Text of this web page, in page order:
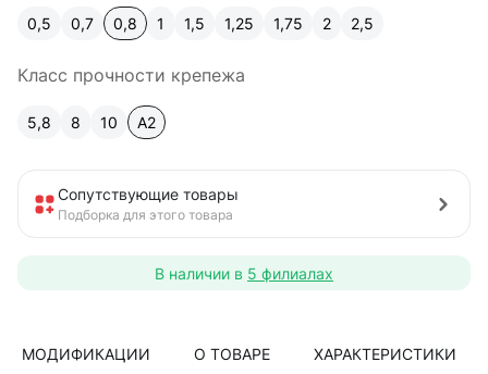
0,5 0,7 0,8 1 1,5 1,25 1,75 2 2,5
Класс прочности крепежа
5,8 8 10 A2
Сопутствующие товары
Подборка для этого товара
В наличии в 5 филиалах
МОДИФИКАЦИИ О ТОВАРЕ ХАРАКТЕРИСТИКИ